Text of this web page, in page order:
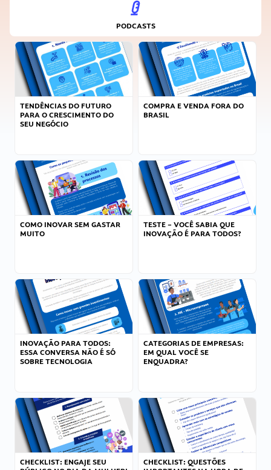
PODCASTS
TENDÊNCIAS DO FUTURO
PARA O CRESCIMENTO DO
SEU NEGÓCIO
COMPRA E VENDA FORA DO
BRASIL
COMO INOVAR SEM GASTAR
MUITO
TESTE – VOCÊ SABIA QUE
INOVAÇÃO É PARA TODOS?
INOVAÇÃO PARA TODOS:
ESSA CONVERSA NÃO É SÓ
SOBRE TECNOLOGIA
CATEGORIAS DE EMPRESAS:
EM QUAL VOCÊ SE
ENQUADRA?
CHECKLIST: ENGAJE SEU
CHECKLIST: QUESTÕES